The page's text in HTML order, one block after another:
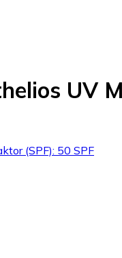
UV
(SPF): 50 SPF